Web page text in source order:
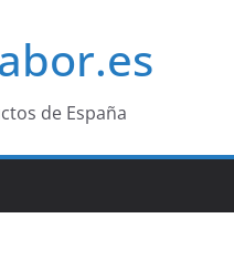
de España